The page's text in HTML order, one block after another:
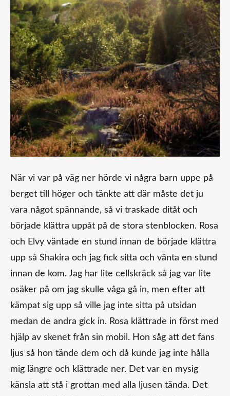
När vi var på väg ner hörde vi några barn uppe på
berget till höger och tänkte att där måste det ju
vara något spännande, så vi traskade ditåt och
började klättra uppåt på de stora stenblocken. Rosa
och Elvy väntade en stund innan de började klättra
upp så Shakira och jag fick sitta och vänta en stund
innan de kom. Jag har lite cellskräck så jag var lite
osäker på om jag skulle våga gå in, men efter att
kämpat sig upp så ville jag inte sitta på utsidan
medan de andra gick in. Rosa klättrade in först med
hjälp av skenet från sin mobil. Hon såg att det fans
ljus så hon tände dem och då kunde jag inte hålla
mig längre och klättrade ner. Det var en mysig
känsla att stå i grottan med alla ljusen tända. Det